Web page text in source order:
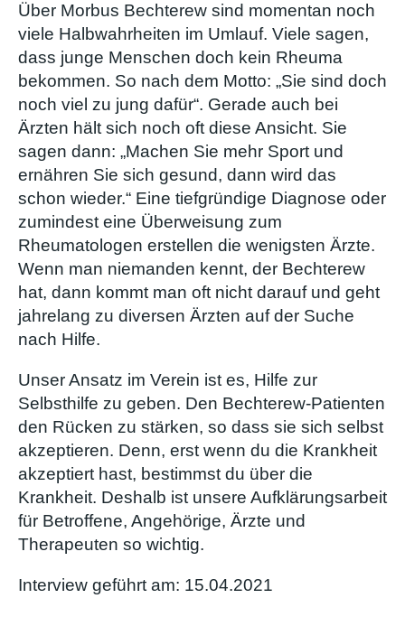
Über Morbus Bechterew sind momentan noch
viele Halbwahrheiten im Umlauf. Viele sagen,
dass junge Menschen doch kein Rheuma
bekommen. So nach dem Motto: „Sie sind doch
noch viel zu jung dafür“. Gerade auch bei
Ärzten hält sich noch oft diese Ansicht. Sie
sagen dann: „Machen Sie mehr Sport und
ernähren Sie sich gesund, dann wird das
schon wieder.“ Eine tiefgründige Diagnose oder
zumindest eine Überweisung zum
Rheumatologen erstellen die wenigsten Ärzte.
Wenn man niemanden kennt, der Bechterew
hat, dann kommt man oft nicht darauf und geht
jahrelang zu diversen Ärzten auf der Suche
nach Hilfe.
Unser Ansatz im Verein ist es, Hilfe zur
Selbsthilfe zu geben. Den Bechterew-Patienten
den Rücken zu stärken, so dass sie sich selbst
akzeptieren. Denn, erst wenn du die Krankheit
akzeptiert hast, bestimmst du über die
Krankheit. Deshalb ist unsere Aufklärungsarbeit
für Betroffene, Angehörige, Ärzte und
Therapeuten so wichtig.
Interview geführt am: 15.04.2021